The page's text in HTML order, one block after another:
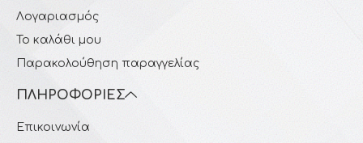
Λογαριασμός
Το καλάθι μου
Παρακολούθηση παραγγελίας
ΠΛΗΡΟΦΟΡΊΕΣ
Επικοινωνία